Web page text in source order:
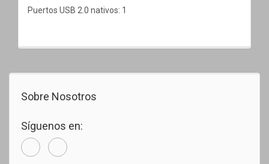
Puertos USB 2.0 nativos: 1
Sobre Nosotros
Síguenos en: